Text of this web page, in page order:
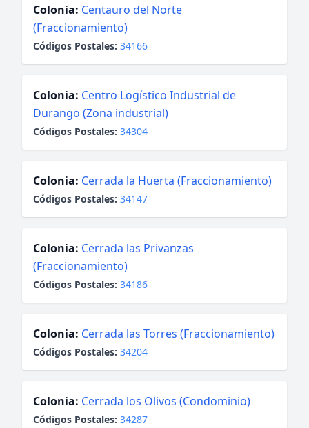
Colonia: Centauro del Norte
(Fraccionamiento)
Códigos Postales: 34166
Colonia: Centro Logístico Industrial de
Durango (Zona industrial)
Códigos Postales: 34304
Colonia: Cerrada la Huerta (Fraccionamiento)
Códigos Postales: 34147
Colonia: Cerrada las Privanzas
(Fraccionamiento)
Códigos Postales: 34186
Colonia: Cerrada las Torres (Fraccionamiento)
Códigos Postales: 34204
Colonia: Cerrada los Olivos (Condominio)
Códigos Postales: 34287